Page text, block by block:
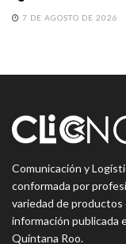
7 DE AGOSTO DE 2026
Comunicación y
conformada por
variedad de productos
información publicada
Quintana Roo.